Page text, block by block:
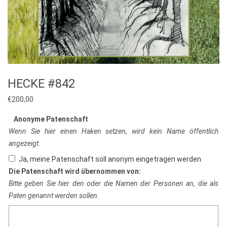
HECKE #842
€200,00
Anonyme Patenschaft
Wenn Sie hier einen Haken setzen, wird kein Name öffentlich
angezeigt.
Ja, meine Patenschaft soll anonym eingetragen werden
Die Patenschaft wird übernommen von:
Bitte geben Sie hier den oder die Namen der Personen an, die als
Paten genannt werden sollen.